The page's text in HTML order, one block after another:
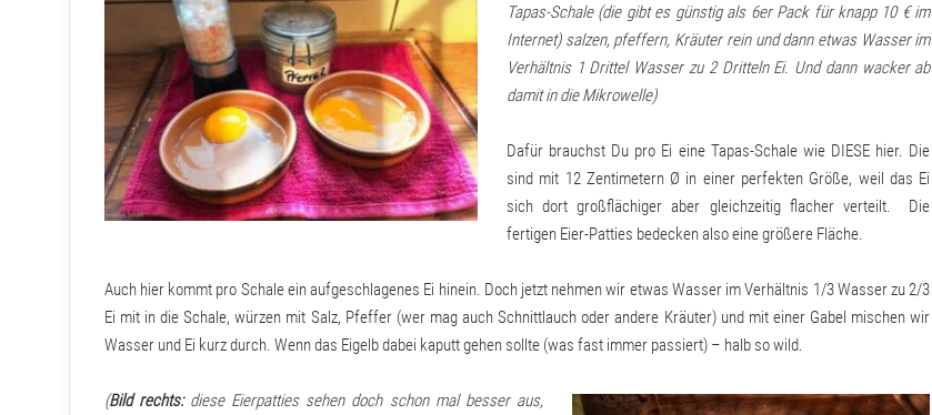
Tapas-Schale (die gibt es günstig als 6er Pack für knapp 10 € im
Internet) salzen, pfeffern, Kräuter rein und dann etwas Wasser im
Verhältnis 1 Drittel Wasser zu 2 Dritteln Ei. Und dann wacker ab
damit in die Mikrowelle)
Dafür brauchst Du pro Ei eine Tapas-Schale wieDIESE hier. Die
sind mit 12 Zentimetern Ø in einer perfekten Größe, weil das Ei
sich dort großflächiger aber gleichzeitig flacher verteilt. Die
fertigen Eier-Patties bedecken also eine größere Fläche.
Auch hier kommt pro Schale ein aufgeschlagenes Ei hinein. Doch jetzt nehmen wir etwas Wasser im Verhältnis 1/3 Wasser zu 2/3
Ei mit in die Schale, würzen mit Salz, Pfeffer (wer mag auch Schnittlauch oder andere Kräuter) und mit einer Gabel mischen wir
Wasser und Ei kurz durch. Wenn das Eigelb dabei kaputt gehen sollte (was fast immer passiert) – halb so wild.
(Bild rechts: diese Eierpatties sehen doch schon mal besser aus,